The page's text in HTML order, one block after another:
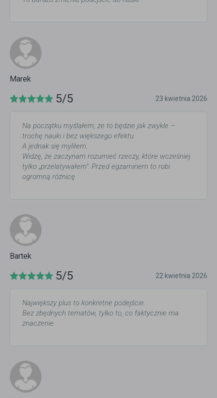
Marek
5/5 23 kwietnia 2026
Na początku myślałem, że to będzie jak zwykle –
trochę nauki i bez większego efektu.
A jednak się myliłem.
Widzę, że zaczynam rozumieć rzeczy, które wcześniej
tylko „przelatywałem”. Przed egzaminem to robi
ogromną różnicę
Bartek
5/5 22 kwietnia 2026
Największy plus to konkretne podejście.
Bez zbędnych tematów, tylko to, co faktycznie ma
znaczenie